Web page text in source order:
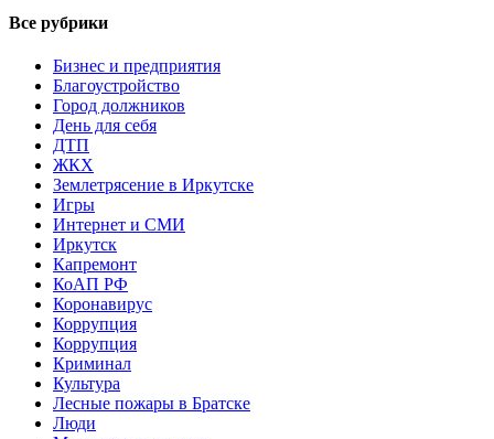
Все рубрики
Бизнес и предприятия
Благоустройство
Город должников
День для себя
ДТП
ЖКХ
Землетрясение в Иркутске
Игры
Интернет и СМИ
Иркутск
Капремонт
КоАП РФ
Коронавирус
Коррупция
Коррупция
Криминал
Культура
Лесные пожары в Братске
Люди